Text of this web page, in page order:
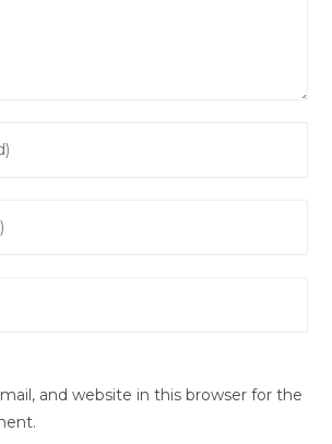
and website in this browser for the